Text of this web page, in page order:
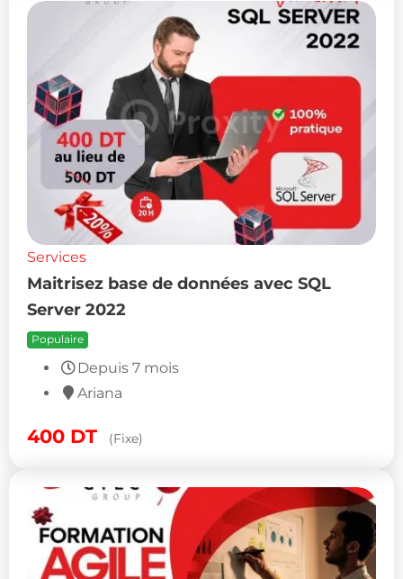
Services
Maitrisez base de données avec SQL
Server 2022
Populaire
Depuis 7 mois
Ariana
400 DT (Fixe)